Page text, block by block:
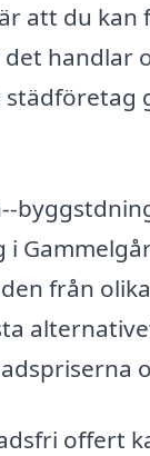
att du
från
offert